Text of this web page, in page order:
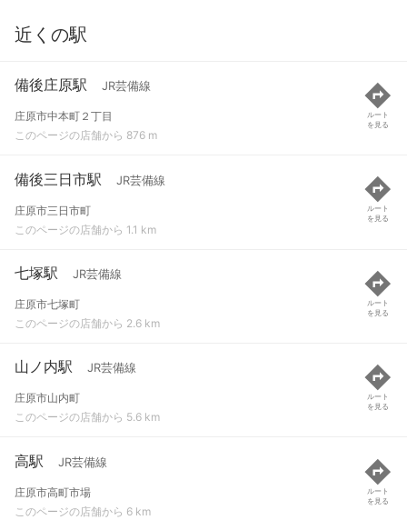
近くの駅
備後庄原駅 JR芸備線
庄原市中本町２丁目
このページの店舗から 876 m
ルート
を見る
備後三日市駅 JR芸備線
庄原市三日市町
このページの店舗から 1.1 km
ルート
を見る
七塚駅 JR芸備線
庄原市七塚町
このページの店舗から 2.6 km
ルート
を見る
山ノ内駅 JR芸備線
庄原市山内町
このページの店舗から 5.6 km
ルート
を見る
高駅 JR芸備線
庄原市高町市場
このページの店舗から 6 km
ルート
を見る